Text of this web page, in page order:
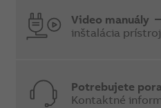
Video manuály
inštalácia
Potrebujete
Kontaktné